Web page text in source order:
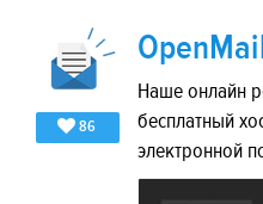
86
Наше онлайн
бесплатный
электронной